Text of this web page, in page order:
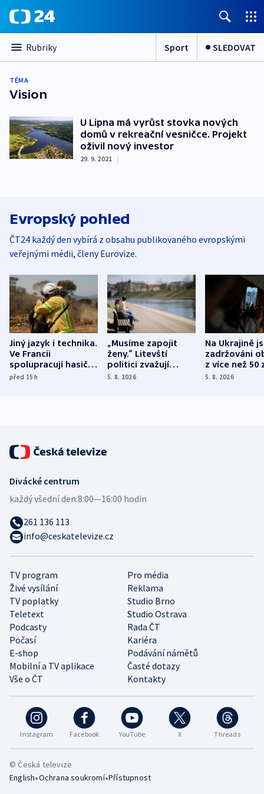
Rubriky Sport SLEDOVAT
TÉMA
Vision
U Lipna má vyrůst stovka nových
domů v rekreační vesničce. Projekt
oživil nový investor
29. 9. 2021 |
Evropský pohled
ČT24 každý den vybírá z obsahu publikovaného evropskými
veřejnými médii, členy Eurovize.
Jiný jazyk i technika.
Ve Francii
spolupracují hasiči z
různých zemí
před 15h
„Musíme zapojit
ženy.“ Litevští
politici zvažují
dohodu o
5. 8. 2026
Na Ukrajině
zadržováni
z více než 50
Bojovali na
5. 8. 2026
Instagram Facebook YouTube X Threads
TV program
Pro média
Živé vysílání
Reklama
TV poplatky
Studio Brno
Teletext
Studio Ostrava
Podcasty
Rada ČT
Počasí
Kariéra
E-shop
Podávání námětů
Mobilní a TV aplikace
Časté dotazy
Vše o ČT
Kontakty
Divácké centrum
každý všední den:8:00—16:00 hodin
261 136 113
info@ceskatelevize.cz
© Česká televize
English•Ochrana soukromí•Přístupnost